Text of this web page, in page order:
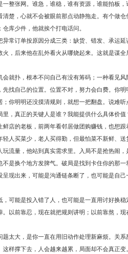
整张网。谁急，谁稳，谁有资源，谁能拍板
楚，心就不会被眼前那点动静拖走。有个做
库少件，他就挨个打电话问。
常订单按原因分成三类：缺货、错发、承运
火，后来他在乱外看火从哪烧起来。这就是谋
就扑，根本不问自己有没有筹码；一种看见
找自己的位置。位置不对，努力会白费。你
你明明还没摸清规则，就想一把翻盘。说难
，真正的关键人是谁？我能提供什么具体价
店的老板，前两年看邻居做团购赚钱，也想
人买菜少，老人买得勤，但最怕菜不新鲜、
流量，他站到真实需求里。入局不是抢热闹，
是换个地方发脾气。破局是找到卡住你的那
现出来，可能是沟通链条断了，也可能是自
可能是投入错了人，也可能是一直用讨好换
。以前靠忍，现在就把规则讲明；以前靠熬，
太大，是你一直在用旧动作处理新麻烦。关
样撑下去，人会越来越累，局面却不会真正